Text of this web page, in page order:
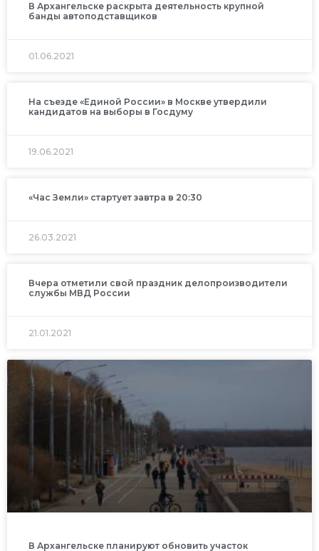
В Архангельске раскрыта деятельность крупной
банды автоподставщиков
01.06.2021
На съезде «Единой России» в Москве утвердили
кандидатов на выборы в Госдуму
19.06.2021
«Час Земли» стартует завтра в 20:30
26.03.2021
Вчера отметили свой праздник делопроизводители
службы МВД России
21.01.2021
В Архангельске планируют обновить участок